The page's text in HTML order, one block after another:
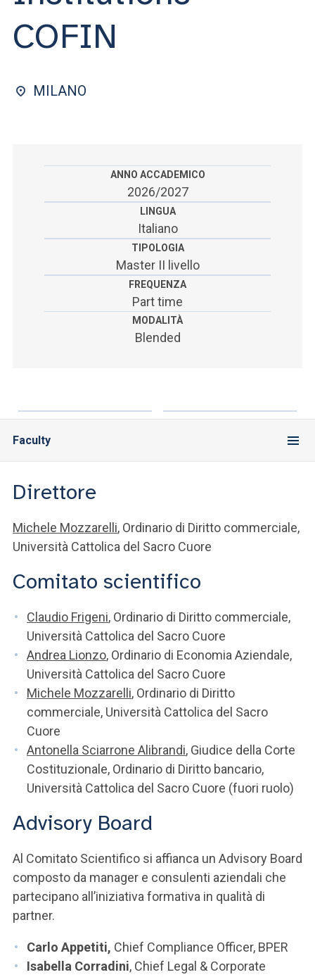
SEI UN DOCENTE O UN MEMBRO DELLO STAFF
COFIN
MILANO
ANNO ACCADEMICO
2026/2027
LINGUA
Italiano
TIPOLOGIA
Master II livello
FREQUENZA
Part time
MODALITÀ
Blended
Faculty
Direttore
Michele Mozzarelli, Ordinario di Diritto commerciale,
Università Cattolica del Sacro Cuore
Comitato scientifico
Claudio Frigeni, Ordinario di Diritto commerciale,
Università Cattolica del Sacro Cuore
Andrea Lionzo, Ordinario di Economia Aziendale,
Università Cattolica del Sacro Cuore
Michele Mozzarelli, Ordinario di Diritto
commerciale, Università Cattolica del Sacro
Cuore
Antonella Sciarrone Alibrandi, Giudice della Corte
Costituzionale, Ordinario di Diritto bancario,
Università Cattolica del Sacro Cuore (fuori ruolo)
Advisory Board
Al Comitato Scientifico si affianca un Advisory Board
composto da manager e consulenti aziendali che
partecipano all’iniziativa formativa in qualità di
partner.
Carlo Appetiti, Chief Compliance Officer, BPER
Isabella Corradini, Chief Legal & Corporate